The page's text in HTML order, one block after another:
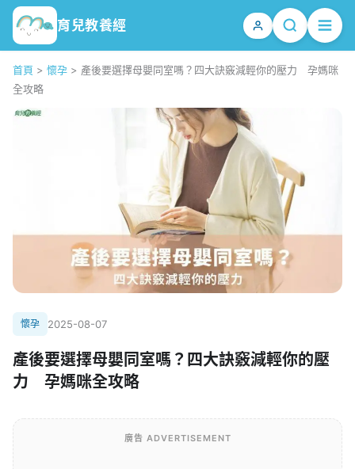
育兒教養經
首頁 > 懷孕 > 產後要選擇母嬰同室嗎？四大訣竅減輕你的壓力 孕媽咪
全攻略
懷孕 2025-08-07
產後要選擇母嬰同室嗎？四大訣竅減輕你的壓
力 孕媽咪全攻略
廣告 ADVERTISEMENT